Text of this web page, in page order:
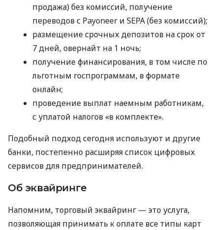
продажа) без комиссий, получение
переводов с Payoneer и SEPA (без комиссий);
размещение срочных депозитов на срок от
7 дней, овернайт на 1 ночь;
получение финансирования, в том числе по
льготным госпрограммам, в формате
онлайн;
проведение выплат наемным работникам,
с уплатой налогов «в комплекте».
Подобный подход сегодня используют и другие
банки, постепенно расширяя список цифровых
сервисов для предпринимателей.
Об эквайринге
Напомним, торговый эквайринг — это услуга,
позволяющая принимать к оплате все типы карт